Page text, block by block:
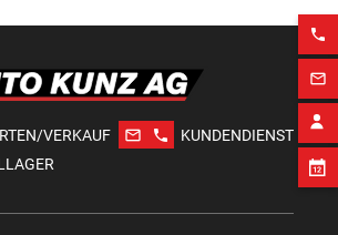
phone
mail_outline
VERKAUF mail_outline phone
KUNDENDIENST